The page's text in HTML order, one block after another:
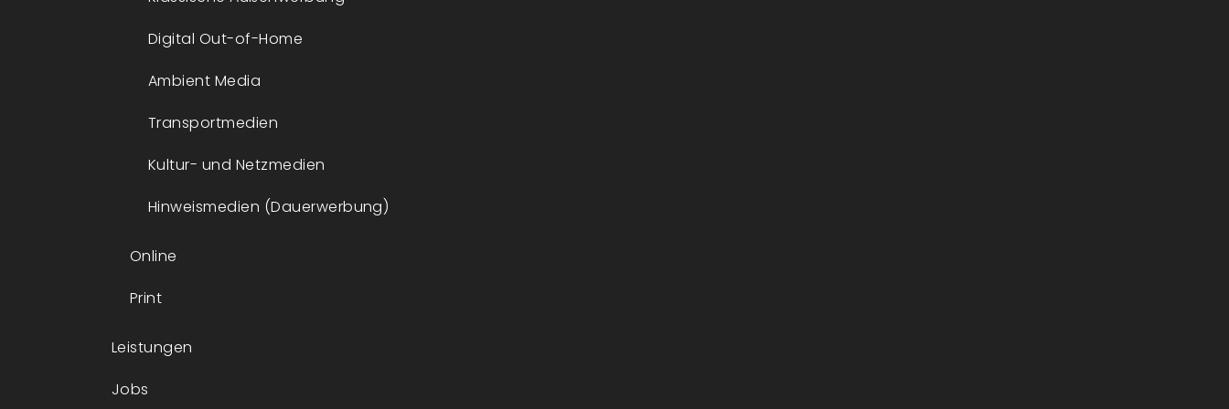
Digital Out-of-Home
Ambient Media
Transportmedien
Kultur- und Netzmedien
Hinweismedien (Dauerwerbung)
Online
Print
Leistungen
Jobs